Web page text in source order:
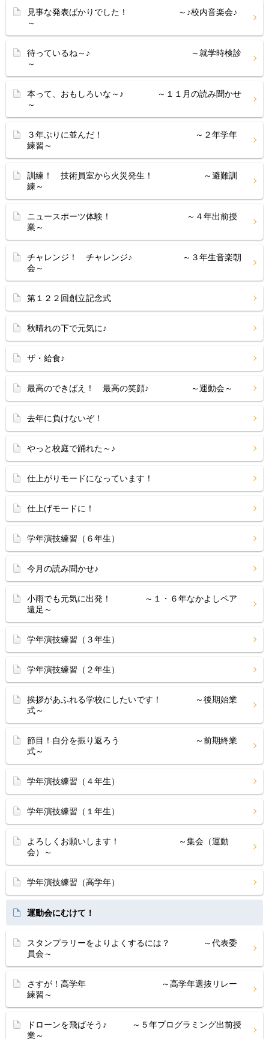
見事な発表ばかりでした！ ～♪校内音楽会♪
～
待っているね～♪ ～就学時検診
～
本って、おもしろいな～♪ ～１１月の読み聞かせ
～
３年ぶりに並んだ！ ～２年学年
練習～
訓練！ 技術員室から火災発生！ ～避難訓
練～
ニュースポーツ体験！ ～４年出前授
業～
チャレンジ！ チャレンジ♪ ～３年生音楽朝
会～
第１２２回創立記念式
秋晴れの下で元気に♪
ザ・給食♪
最高のできばえ！ 最高の笑顔♪ ～運動会～
去年に負けないぞ！
やっと校庭で踊れた～♪
仕上がりモードになっています！
仕上げモードに！
学年演技練習（６年生）
今月の読み聞かせ♪
小雨でも元気に出発！ ～１・６年なかよしペア
遠足～
学年演技練習（３年生）
学年演技練習（２年生）
挨拶があふれる学校にしたいです！ ～後期始業
式～
節目！自分を振り返ろう ～前期終業
式～
学年演技練習（４年生）
学年演技練習（１年生）
よろしくお願いします！ ～集会（運動
会）～
学年演技練習（高学年）
運動会にむけて！
スタンプラリーをよりよくするには？ ～代表委
員会～
さすが！高学年 ～高学年選抜リレー
練習～
ドローンを飛ばそう♪ ～５年プログラミング出前授
業～